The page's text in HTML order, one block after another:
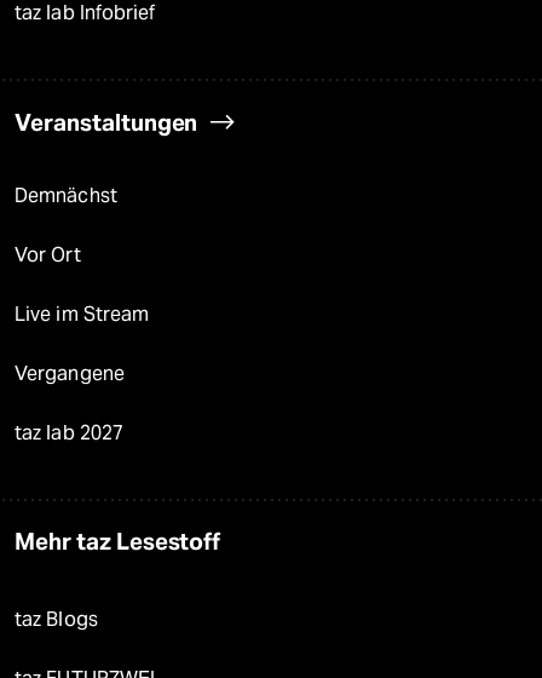
taz lab Infobrief
Veranstaltungen
Demnächst
Vor Ort
Live im Stream
Vergangene
taz lab 2027
Mehr taz Lesestoff
taz Blogs